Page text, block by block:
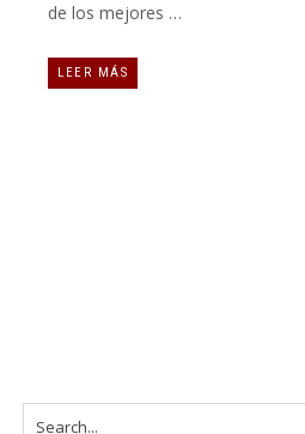
de los mejores …
LEER MÁS